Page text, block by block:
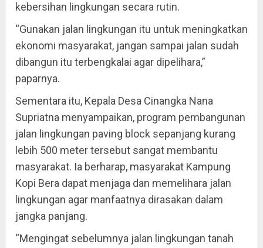
kebersihan lingkungan secara rutin.
“Gunakan jalan lingkungan itu untuk meningkatkan
ekonomi masyarakat, jangan sampai jalan sudah
dibangun itu terbengkalai agar dipelihara,”
paparnya.
Sementara itu, Kepala Desa Cinangka Nana
Supriatna menyampaikan, program pembangunan
jalan lingkungan paving block sepanjang kurang
lebih 500 meter tersebut sangat membantu
masyarakat. Ia berharap, masyarakat Kampung
Kopi Bera dapat menjaga dan memelihara jalan
lingkungan agar manfaatnya dirasakan dalam
jangka panjang.
“Mengingat sebelumnya jalan lingkungan tanah